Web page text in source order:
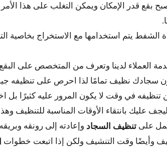
بقع قدر الإمكان ويمكن التغلب على هذا
يتم استخدامها مع الاستخراج بخاصية
العملاء لدينا وتعرف من المتخصص على البقع
سجادك نظيف تمامًا لذا احرص على تنظيفه
في وقت لا يكون المرور عليه كثيرًا بل
ليجف عليك بانتقاء الأوقات المناسبة للتنظيف
على تنظيف السجاد وإعادته إلى رونقه
وأيضًا وقت التنشيف ولكن إذا اتبعت خطوات